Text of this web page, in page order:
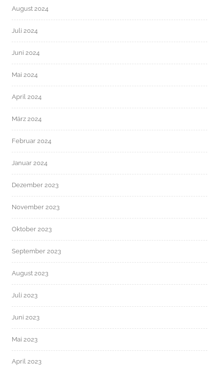
August 2024
Juli 2024
Juni 2024
Mai 2024
April 2024
März 2024
Februar 2024
Januar 2024
Dezember 2023
November 2023
Oktober 2023
September 2023
August 2023
Juli 2023
Juni 2023
Mai 2023
April 2023